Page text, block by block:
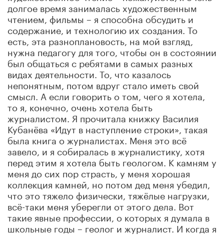
долгое время занималась художественным
чтением, фильмы – я способна обсудить и
содержание, и технологию их создания. То
есть, эта разноплановость, на мой взгляд,
нужна педагогу для того, чтобы он в состоянии
был общаться с ребятами в самых разных
видах деятельности. То, что казалось
непонятным, потом вдруг стало иметь свой
смысл. А если говорить о том, чего я хотела,
то я, конечно, очень хотела быть
журналистом. Я прочитала книжку Василия
Кубанёва «Идут в наступление строки», такая
была книга о журналистах. Меня это всё
завело, и я собиралась в журналистику, хотя
перед этим я хотела быть геологом. К камням у
меня до сих пор страсть, у меня хорошая
коллекция камней, но потом дед меня убедил,
что это тяжело физически, тяжёлые нагрузки,
всё-таки меня уберегли от этого дела. Вот
такие явные профессии, о которых я думала в
школьные годы – геолог и журналист. И когда я